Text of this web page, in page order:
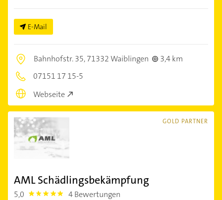
E-Mail
Bahnhofstr. 35,71332 Waiblingen
3,4 km
07151 17 15-5
Webseite
GOLD PARTNER
AML Schädlingsbekämpfung
5,0 5.0 4 Bewertungen